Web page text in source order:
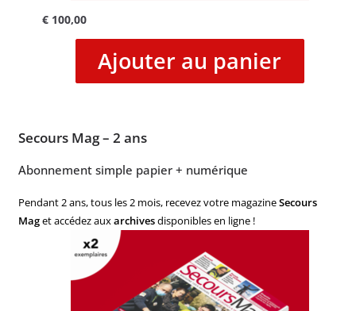
€100,00
Ajouter au panier
Secours Mag – 2 ans
Abonnement simple papier + numérique
Pendant 2 ans, tous les 2 mois, recevez votre magazineSecours
Maget accédez auxarchivesdisponibles en ligne !